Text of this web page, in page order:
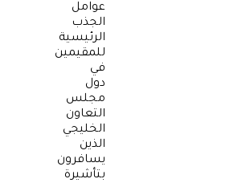
عوامل
الجذب
الرئيسية
للمقيمين
في
دول
مجلس
التعاون
الخليجي
الذين
يسافرون
بتأشيرة